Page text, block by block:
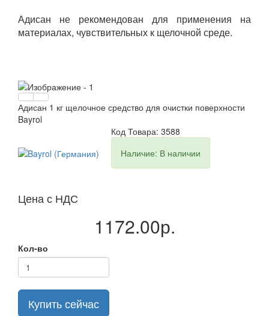
Адисан не рекомендован для применения на
материалах, чувствительных к щелочной среде.
Адисан 1 кг щелочное средство для очистки поверхности
Bayrol
Код Товара: 3588
Наличие: В наличии
Цена с НДС
1172.00р.
Кол-во
Купить сейчас